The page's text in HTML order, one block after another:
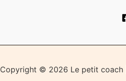
Copyright © 2026 Le petit coach